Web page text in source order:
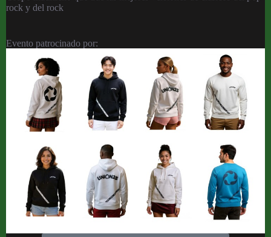
rock y del rock
Evento patrocinado por: